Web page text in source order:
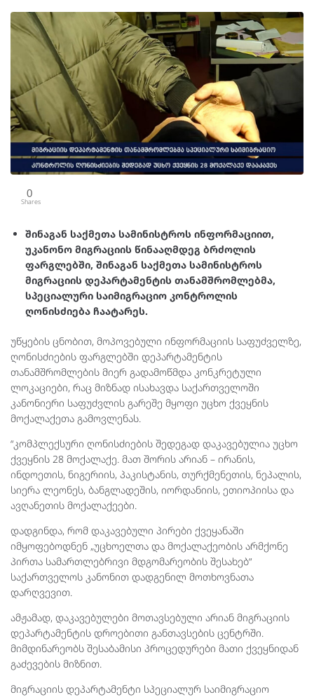
0
Shares
შინაგან საქმეთა სამინისტროს ინფორმაციით,
უკანონო მიგრაციის წინააღმდეგ ბრძოლის
ფარგლებში, შინაგან საქმეთა სამინისტროს
მიგრაციის დეპარტამენტის თანამშრომლებმა,
სპეციალური საიმიგრაციო კონტროლის
ღონისძიება ჩაატარეს.
უწყების ცნობით, მოპოვებული ინფორმაციის საფუძველზე,
ღონისძიების ფარგლებში დეპარტამენტის
თანამშრომლების მიერ გადამოწმდა კონკრეტული
ლოკაციები, რაც მიზნად ისახავდა საქართველოში
კანონიერი საფუძვლის გარეშე მყოფი უცხო ქვეყნის
მოქალაქეთა გამოვლენას.
“კომპლექსური ღონისძიების შედეგად დაკავებულია უცხო
ქვეყნის 28 მოქალაქე. მათ შორის არიან – ირანის,
ინდოეთის, ნიგერიის, პაკისტანის, თურქმენეთის, ნეპალის,
სიერა ლეონეს, ბანგლადეშის, იორდანიის, ეთიოპიისა და
ავღანეთის მოქალაქეები.
დადგინდა, რომ დაკავებული პირები ქვეყანაში
იმყოფებოდნენ „უცხოელთა და მოქალაქეობის არმქონე
პირთა სამართლებრივი მდგომარეობის შესახებ“
საქართველოს კანონით დადგენილ მოთხოვნათა
დარღვევით.
ამჟამად, დაკავებულები მოთავსებული არიან მიგრაციის
დეპარტამენტის დროებითი განთავსების ცენტრში.
მიმდინარეობს შესაბამისი პროცედურები მათი ქვეყნიდან
გაძევების მიზნით.
მიგრაციის დეპარტამენტი სპეციალურ საიმიგრაციო